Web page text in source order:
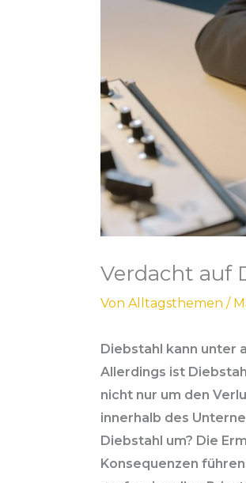
Verdacht auf
Von Alltagsthemen /
Diebstahl kann unter
Allerdings ist
nicht nur um den
innerhalb des
Diebstahl um? Die
Konsequenzen